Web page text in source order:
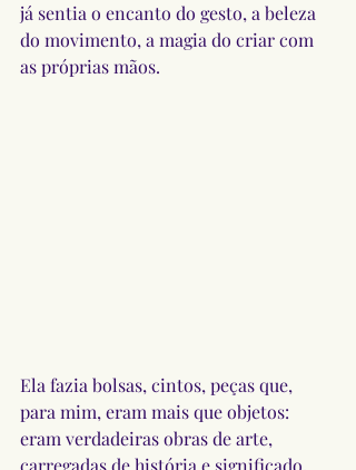
já sentia o encanto do gesto, a beleza
do movimento, a magia do criar com
as próprias mãos.
Ela fazia bolsas, cintos, peças que,
para mim, eram mais que objetos:
eram verdadeiras obras de arte,
carregadas de história e significado.